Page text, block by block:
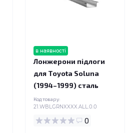
в наявності
Лонжерони підлоги
для Toyota Soluna
(1994–1999) сталь
Код товару:
21.WBLGRNXXXX.ALL.0.0
0